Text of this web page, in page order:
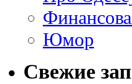
Юмор
Свежие